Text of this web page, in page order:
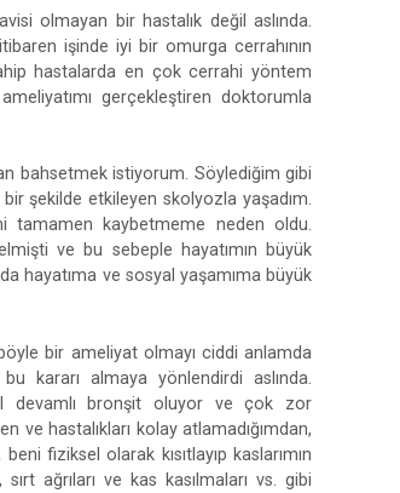
olmayan bir hastalık değil aslında.
işinde iyi bir omurga cerrahının
hastalarda en çok cerrahi yöntem
gerçekleştiren doktorumla
bahsetmek istiyorum. Söylediğim gibi
şekilde etkileyen skolyozla yaşadım.
tamamen kaybetmeme neden oldu.
ve bu sebeple hayatımın büyük
hayatıma ve sosyal yaşamıma büyük
bir ameliyat olmayı ciddi anlamda
kararı almaya yönlendirdi aslında.
devamlı bronşit oluyor ve çok zor
hastalıkları kolay atlamadığımdan,
fiziksel olarak kısıtlayıp kaslarımın
ağrıları ve kas kasılmaları vs. gibi